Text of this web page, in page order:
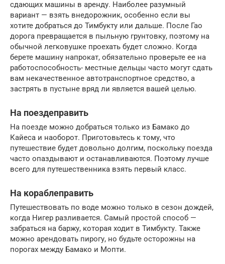
сдающих машины в аренду. Наиболее разумный
вариант — взять внедорожник, особенно если вы
хотите добраться до Тимбукту или дальше. После Гао
дорога превращается в пыльную грунтовку, поэтому на
обычной легковушке проехать будет сложно. Когда
берете машину напрокат, обязательно проверьте ее на
работоспособность- местные дельцы часто могут сдать
вам некачественное автотранспортное средство, а
застрять в пустыне вряд ли является вашей целью.
На поездеправить
На поезде можно добраться только из Бамако до
Кайеса и наоборот. Приготовьтесь к тому, что
путешествие будет довольно долгим, поскольку поезда
часто опаздывают и останавливаются. Поэтому лучше
всего для путешественника взять первый класс.
На кораблеправить
Путешествовать по воде можно только в сезон дождей,
когда Нигер разливается. Самый простой способ —
забраться на баржу, которая ходит в Тимбукту. Также
можно арендовать пирогу, но будьте осторожны на
порогах между Бамако и Мопти.